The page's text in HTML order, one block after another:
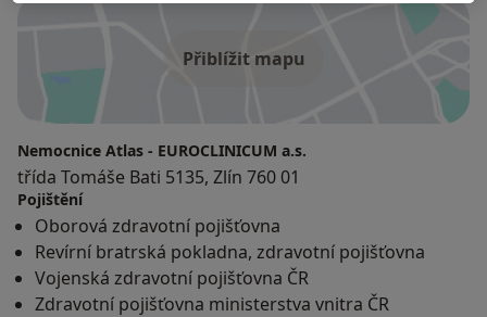
Přiblížit mapu
Nemocnice Atlas - EUROCLINICUM a.s.
třída Tomáše Bati 5135, Zlín 760 01
Pojištění
Oborová zdravotní pojišťovna
Revírní bratrská pokladna, zdravotní pojišťovna
Vojenská zdravotní pojišťovna ČR
Zdravotní pojišťovna ministerstva vnitra ČR